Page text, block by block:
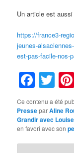
Un article est
https://france3-
jeunes-
est-pas-facile-nos-
Ce contenu a été
PresseparAline
Grandir avec Louise
en favori avec son